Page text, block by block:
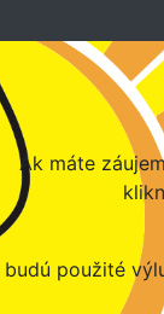
Ak máte
budú použité